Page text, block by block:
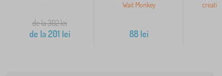
de la 302lei
de la201 lei
Wait Monkey
88lei